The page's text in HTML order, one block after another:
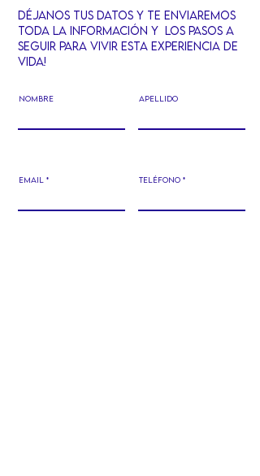
Déjanos tus datos y te ENVIaremos
TODa la informaciÓn y LOS PASOS A
SEGUIR PARA VIVIR ESTA EXPERIENCIA DE
VIDA!
Nombre Apellido
Email TELéfono